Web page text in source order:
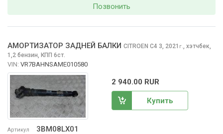
Позвонить
Артикул 3BM08LX01
АМОРТИЗАТОР ЗАДНЕЙ БАЛКИ CITROEN C4 3, 2021 г. хэтчбек,
1,2 бензин, КПП 6ст.
VIN: VR7BAHNSAME010580
2 940.00 RUR
Купить